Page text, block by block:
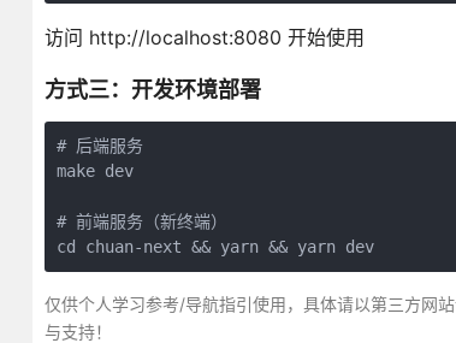
访问 http://localhost:8080 开始使用
方式三：开发环境部署
# 后端服务
make dev
# 前端服务（新终端）
cd chuan-next && yarn && yarn dev
仅供个人学习参考/导航指引使用，具体请以第三方网
与支持！